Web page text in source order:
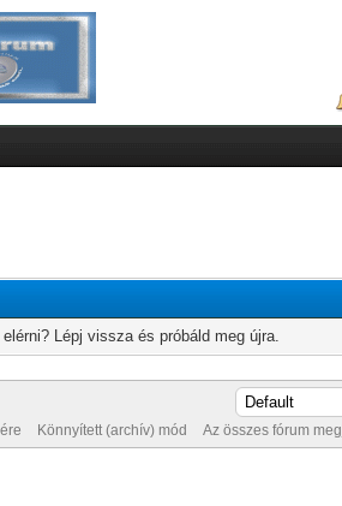
Lépj vissza és próbáld meg újra.
Könnyített (archív) mód Az összes fórum